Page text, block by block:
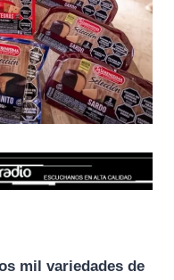
mil variedades de